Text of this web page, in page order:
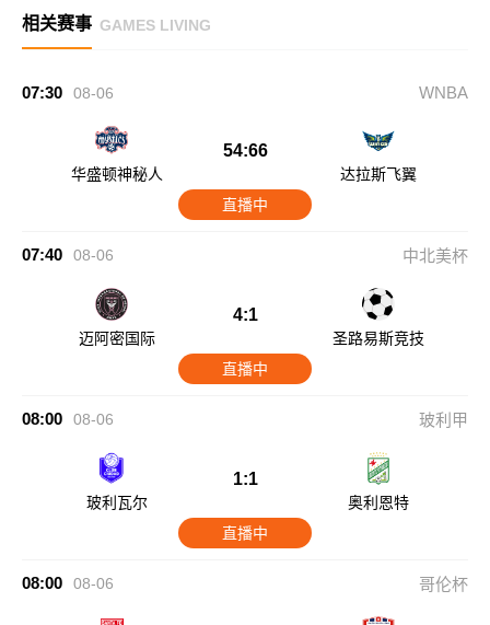
相关赛事 GAMES LIVING
07:30 08-06 WNBA
华盛顿神秘人
54:66
达拉斯飞翼
直播中
07:40 08-06 中北美杯
迈阿密国际
4:1
圣路易斯竞技
直播中
08:00 08-06 玻利甲
玻利瓦尔
1:1
奥利恩特
直播中
08:00 08-06 哥伦杯